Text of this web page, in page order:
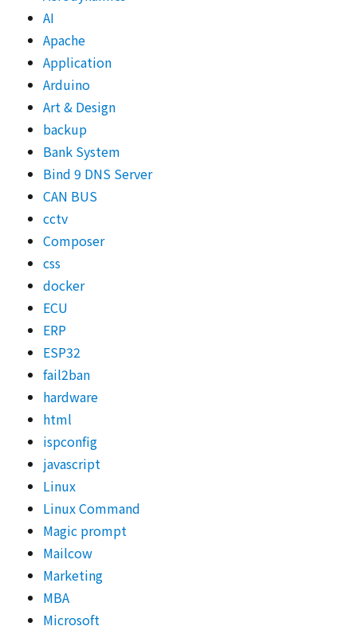
AI
Apache
Application
Arduino
Art & Design
backup
Bank System
Bind 9 DNS Server
CAN BUS
cctv
Composer
css
docker
ECU
ERP
ESP32
fail2ban
hardware
html
ispconfig
javascript
Linux
Linux Command
Magic prompt
Mailcow
Marketing
MBA
Microsoft